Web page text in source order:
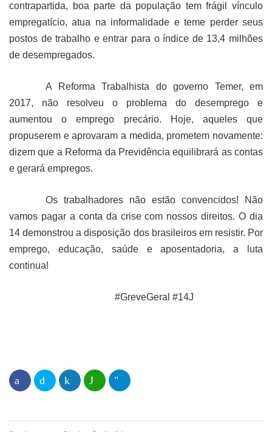
contrapartida, boa parte da população tem frágil vínculo
empregatício, atua na informalidade e teme perder seus
postos de trabalho e entrar para o índice de 13,4 milhões
de desempregados.
A Reforma Trabalhista do governo Temer, em
2017, não resolveu o problema do desemprego e
aumentou o emprego precário. Hoje, aqueles que
propuserem e aprovaram a medida, prometem novamente:
dizem que a Reforma da Previdência equilibrará as contas
e gerará empregos.
Os trabalhadores não estão convencidos! Não
vamos pagar a conta da crise com nossos direitos. O dia
14 demonstrou a disposição dos brasileiros em resistir. Por
emprego, educação, saúde e aposentadoria, a luta
continua!
#GreveGeral #14J